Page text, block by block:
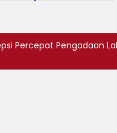
Percepat Pengadaan